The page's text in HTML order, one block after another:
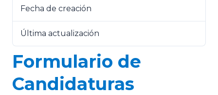
Fecha de creación
Última actualización
Formulario de
Candidaturas